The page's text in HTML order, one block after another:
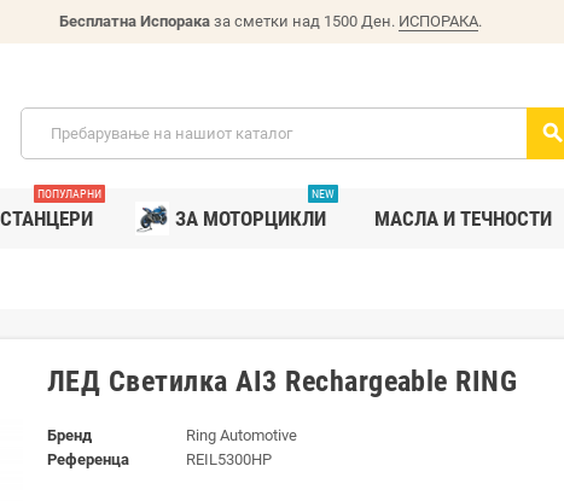
Бесплатна Испорака за сметки над 1500 Ден. ИСПОРАКА.
search
ПОПУЛАРНИ
ЗА МОТОРЦИКЛИ
NEW
MАСЛА И ТЕЧНОСТИ
ЛЕД Светилка AI3 Rechargeable RING
Бренд
Ring Automotive
Референца
REIL5300HP